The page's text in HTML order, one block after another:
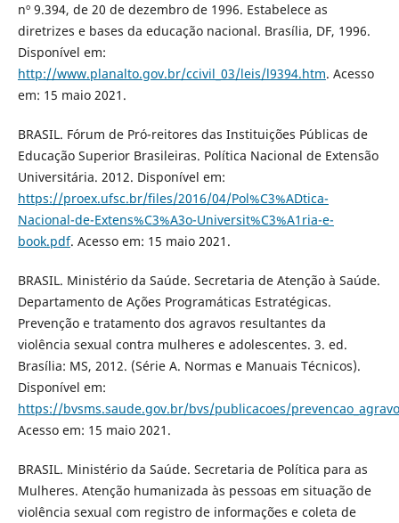
nº 9.394, de 20 de dezembro de 1996. Estabelece as
diretrizes e bases da educação nacional. Brasília, DF, 1996.
Disponível em:
http://www.planalto.gov.br/ccivil_03/leis/l9394.htm. Acesso
em: 15 maio 2021.
BRASIL. Fórum de Pró-reitores das Instituições Públicas de
Educação Superior Brasileiras. Política Nacional de Extensão
Universitária. 2012. Disponível em:
https://proex.ufsc.br/files/2016/04/Pol%C3%ADtica-
Nacional-de-Extens%C3%A3o-Universit%C3%A1ria-e-
book.pdf. Acesso em: 15 maio 2021.
BRASIL. Ministério da Saúde. Secretaria de Atenção à Saúde.
Departamento de Ações Programáticas Estratégicas.
Prevenção e tratamento dos agravos resultantes da
violência sexual contra mulheres e adolescentes. 3. ed.
Brasília: MS, 2012. (Série A. Normas e Manuais Técnicos).
Disponível em:
https://bvsms.saude.gov.br/bvs/publicacoes/
Acesso em: 15 maio 2021.
BRASIL. Ministério da Saúde. Secretaria de Política para as
Mulheres. Atenção humanizada às pessoas em situação de
violência sexual com registro de informações e coleta de